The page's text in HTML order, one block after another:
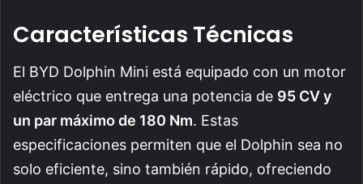
Características Técnicas
El BYD Dolphin Mini está equipado con un motor
eléctrico que entrega una potencia de 95 CV y
un par máximo de 180 Nm. Estas
especificaciones permiten que el Dolphin sea no
solo eficiente, sino también rápido, ofreciendo